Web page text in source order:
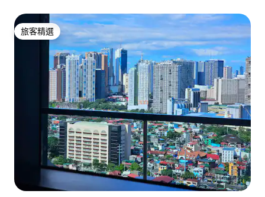
旅客精選
旅客精選